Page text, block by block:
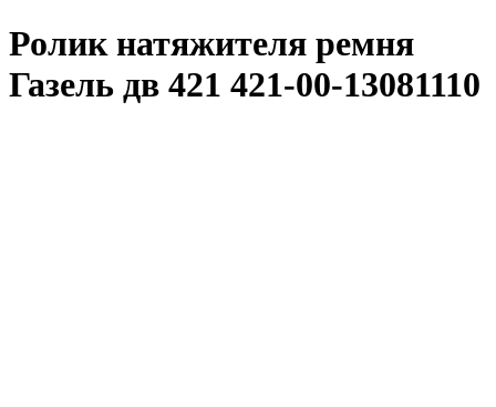
Ролик натяжителя ремня
Газель дв 421 421-00-13081110